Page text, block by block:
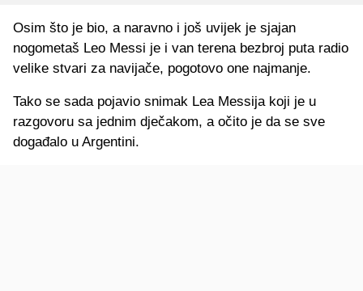
Osim što je bio, a naravno i još uvijek je sjajan
nogometaš Leo Messi je i van terena bezbroj puta radio
velike stvari za navijače, pogotovo one najmanje.
Tako se sada pojavio snimak Lea Messija koji je u
razgovoru sa jednim dječakom, a očito je da se sve
događalo u Argentini.